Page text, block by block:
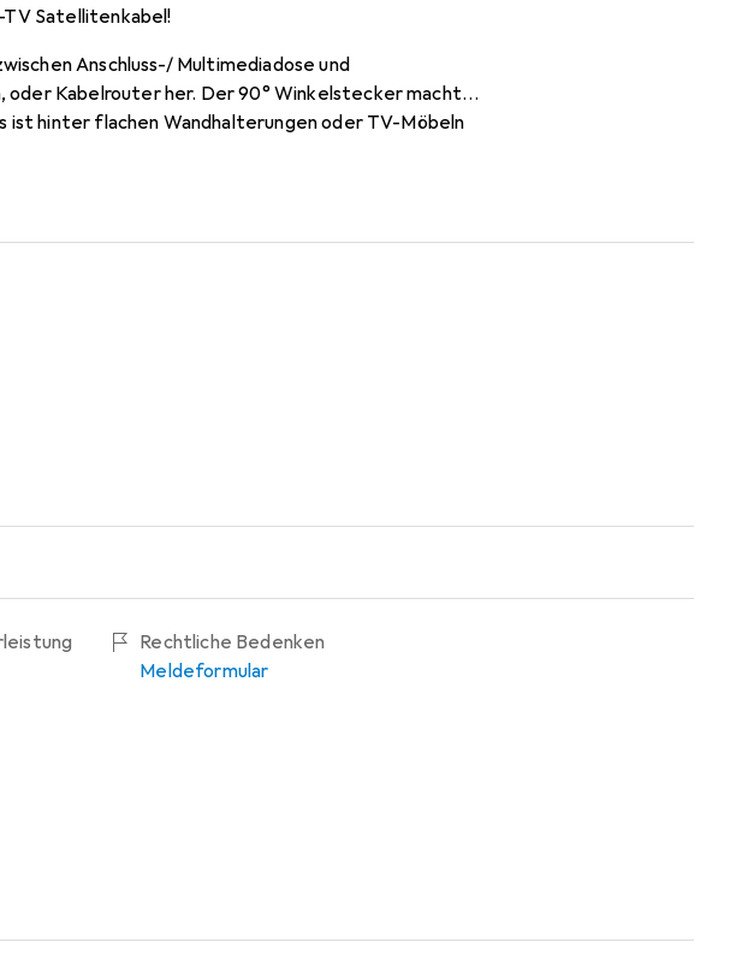
TV Satellitenkabel!
Anschluss-/ Multimediadose und
oder Kabelrouter her. Der 90° Winkelstecker macht
ist hinter flachen Wandhalterungen oder TV-Möbeln
Rechtliche Bedenken
Meldeformular